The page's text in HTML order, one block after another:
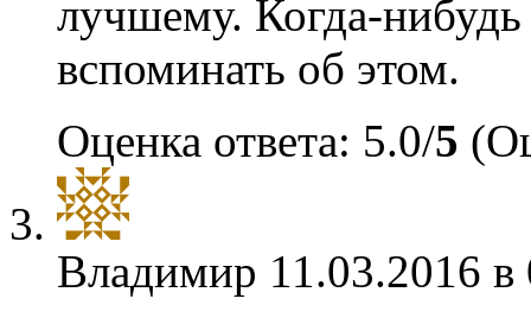
лучшему. Когда-
вспоминать об этом.
Оценка ответа: 5.0/5
Владимир 11.03.2016